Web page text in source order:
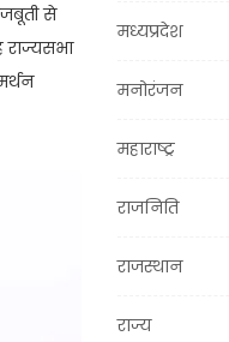
से
मध्यप्रदेश
मनोरंजन
महाराष्ट्र
राजनिति
राजस्थान
राज्य